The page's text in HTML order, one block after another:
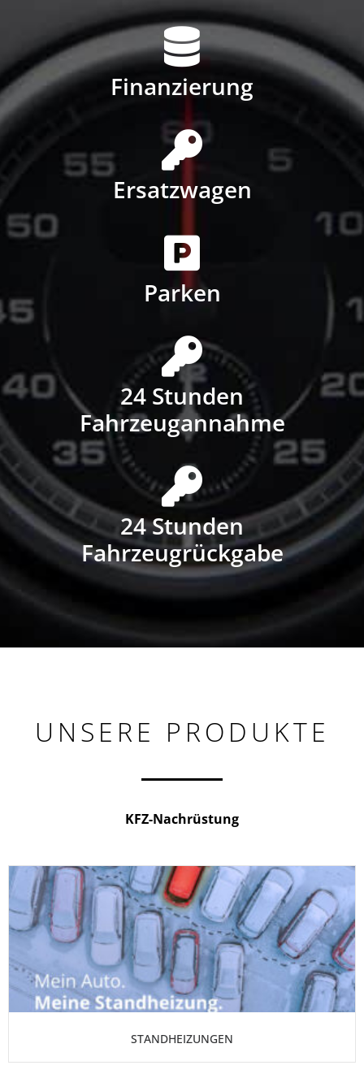
Finanzierung
Ersatzwagen
Parken
24 Stunden
Fahrzeugannahme
24 Stunden
Fahrzeugrückgabe
UNSERE PRODUKTE
KFZ-Nachrüstung
STANDHEIZUNGEN